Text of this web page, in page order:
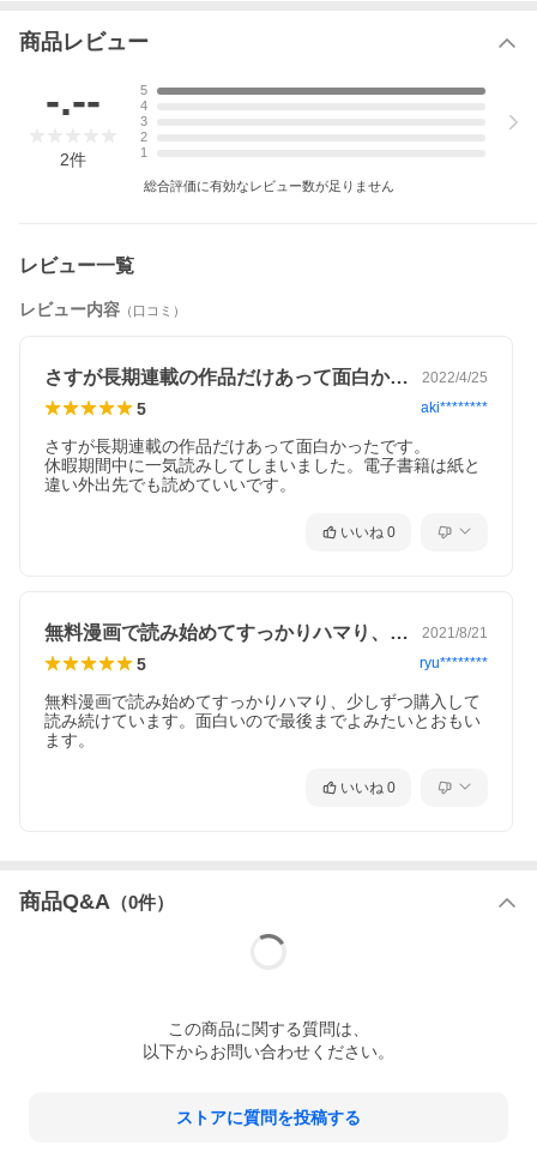
商品レビュー
-.--
2件
5
4
3
2
1
総合評価に有効なレビュー数が足りません
レビュー一覧
レビュー内容 （口コミ）
さすが長期連載の作品だけあって面白かっ… 2022/4/25
5 aki********
さすが長期連載の作品だけあって面白かったです。
休暇期間中に一気読みしてしまいました。電子書籍は紙と
違い外出先でも読めていいです。
いいね 0
無料漫画で読み始めてすっかりハマり、少… 2021/8/21
5 ryu********
無料漫画で読み始めてすっかりハマり、少しずつ購入して
読み続けています。面白いので最後までよみたいとおもい
ます。
いいね 0
商品Q&A （0件）
この商品に関する質問は、
以下からお問い合わせください。
ストアに質問を投稿する